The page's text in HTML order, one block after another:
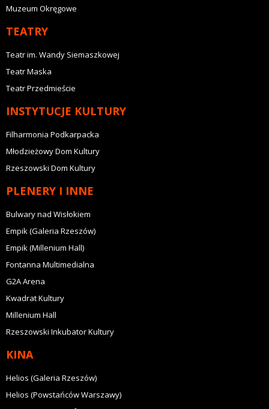
Muzeum Okręgowe
TEATRY
Teatr im. Wandy Siemaszkowej
Teatr Maska
Teatr Przedmieście
INSTYTUCJE KULTURY
Filharmonia Podkarpacka
Młodzieżowy Dom Kultury
Rzeszowski Dom Kultury
PLENERY I INNE
Bulwary nad Wisłokiem
Empik (Galeria Rzeszów)
Empik (Millenium Hall)
Fontanna Multimedialna
G2A Arena
Kwadrat Kultury
Millenium Hall
Rzeszowski Inkubator Kultury
KINA
Helios (Galeria Rzeszów)
Helios (Powstańców Warszawy)